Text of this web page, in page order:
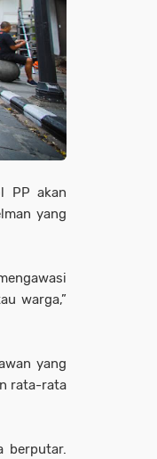
PP akan
yang
warga,”
yang
rata-rata
berputar.